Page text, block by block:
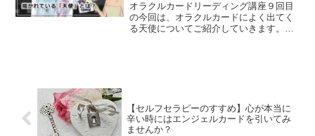
オラクルカードリーディング講座９回目
の今回は、オラクルカードによく出てく
る天使についてご紹介していきます。天
【セルフセラピーのすすめ】心が本当に
辛い時にはエンジェルカードを引いてみ
ませんか？